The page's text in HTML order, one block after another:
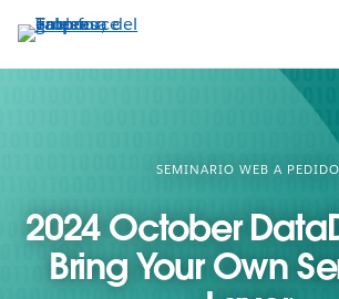
contenido
SEMINARIO WEB A PEDIDO
2024 October
Bring Your Own